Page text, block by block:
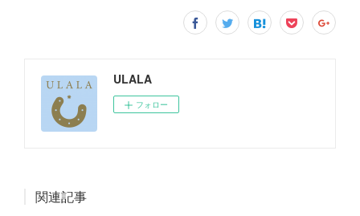
ULALA
フォロー
関連記事